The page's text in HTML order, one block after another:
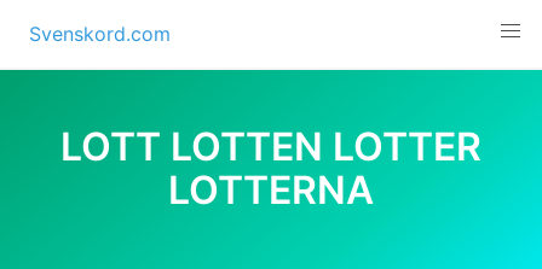
content
Svenskord.com
LOTT LOTTEN LOTTER
LOTTERNA